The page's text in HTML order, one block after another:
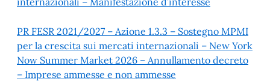
PR FESR 2021/2027 – Azione 1.3.3 – Sostegno MPMI
per la crescita sui mercati internazionali – New York
Now Summer Market 2026 – Annullamento decreto
– Imprese ammesse e non ammesse